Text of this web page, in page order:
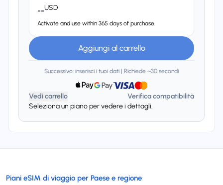
--USD
Activate and use within 365 days of purchase.
Aggiungi al carrello
Successivo: inserisci i tuoi dati | Richiede ~30 secondi
Vedi carrello
Verifica compatibilità
Seleziona un piano per vedere i dettagli.
Piani eSIM di viaggio per Paese e regione